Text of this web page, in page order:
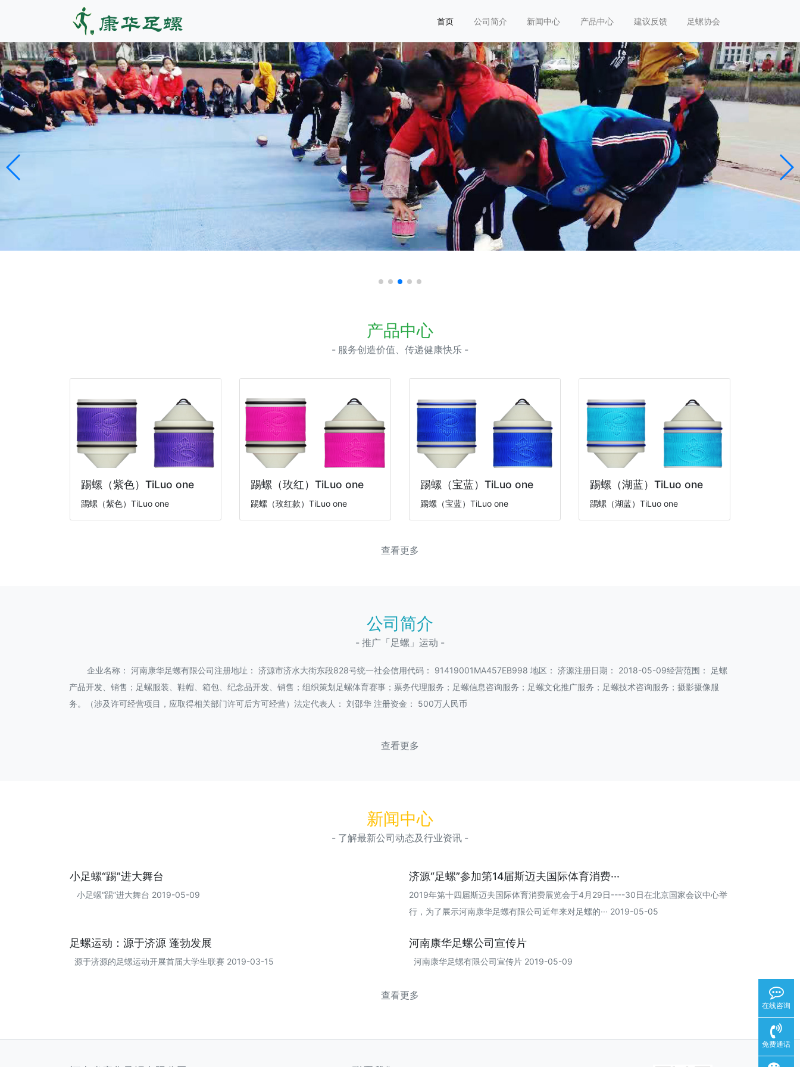
首页 公司简介 新闻中心 产品中心 建议反馈 足螺协会
产品中心
- 服务创造价值、传递健康快乐 -
踢螺（紫色）TiLuo one
踢螺（紫色）TiLuo one
踢螺（玫红）TiLuo one
踢螺（玫红款）TiLuo one
踢螺（宝蓝）TiLuo one
踢螺（宝蓝）TiLuo one
踢螺（湖蓝）TiLuo one
踢螺（湖蓝）TiLuo one
查看更多
公司简介
- 推广「足螺」运动 -
企业名称： 河南康华足螺有限公司注册地址： 济源市济水大街东段828号统一社会信用代码： 91419001MA457EB998 地区： 济源注册日期： 2018-05-09经营范围： 足螺
产品开发、销售；足螺服装、鞋帽、箱包、纪念品开发、销售；组织策划足螺体育赛事；票务代理服务；足螺信息咨询服务；足螺文化推广服务；足螺技术咨询服务；摄影摄像服
务。（涉及许可经营项目，应取得相关部门许可后方可经营）法定代表人： 刘邵华 注册资金： 500万人民币
查看更多
新闻中心
- 了解最新公司动态及行业资讯 -
小足螺“踢”进大舞台
小足螺“踢”进大舞台 2019-05-09
济源“足螺”参加第14届斯迈夫国际体育消费···
2019年第十四届斯迈夫国际体育消费展览会于4月29日----30日在北京国家会议中心举
行，为了展示河南康华足螺有限公司近年来对足螺的··· 2019-05-05
足螺运动：源于济源 蓬勃发展
源于济源的足螺运动开展首届大学生联赛 2019-03-15
河南康华足螺公司宣传片
河南康华足螺有限公司宣传片 2019-05-09
查看更多
在线咨询
免费通话